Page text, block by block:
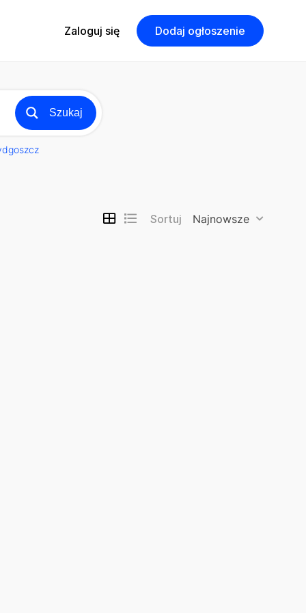
Zaloguj się Dodaj ogłoszenie
Szukaj
Sortuj Najnowsze